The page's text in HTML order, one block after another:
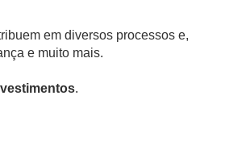
em diversos processos e,
e muito mais.
.